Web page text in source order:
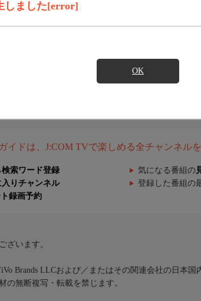
しました[error]
OK
イドは、J:COM TVで楽しめる全チャンネル
検索ワード登録 気になる番組の
入りチャンネル 登録した番組の
録画予約
ざいます。
Brands LLCおよび／またはその関連会社の日本国
の無断複写・転載を禁じます。